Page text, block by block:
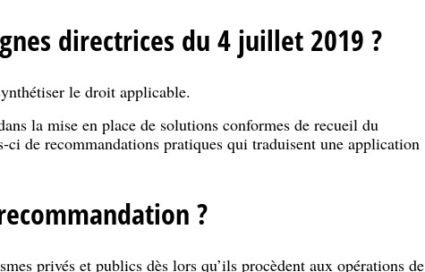
directrices du 4 juillet 2019 ?
le droit applicable.
la mise en place de solutions conformes de recueil du
de recommandations pratiques qui traduisent une application
?
privés et publics dès lors qu’ils procèdent aux opérations de